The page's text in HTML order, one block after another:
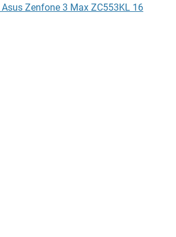
Asus Zenfone 3 Max ZC553KL 16